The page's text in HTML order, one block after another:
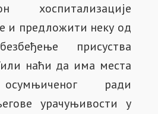
и предложити неку од
присуства
наћи да има места
ради
урачуњивости у